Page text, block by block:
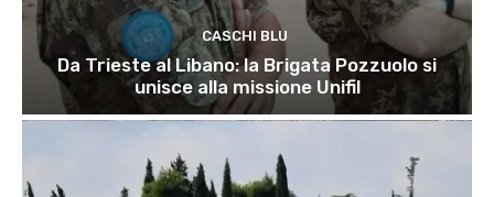
CASCHI BLU
Da Trieste al Libano: la Brigata Pozzuolo si
unisce alla missione Unifil